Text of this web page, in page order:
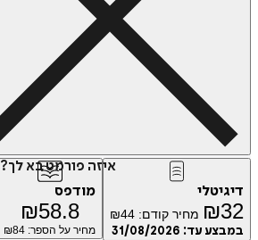
איזה פורמט בא לך?
דיגיטלי
₪32 מחיר קודם: ₪44
במבצע עד: 31/08/2026
מודפס
₪58.8
מחיר על הספר: ₪ 84